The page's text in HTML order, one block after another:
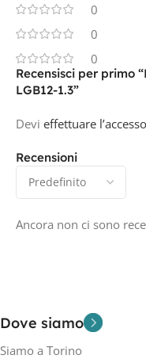
0
0
0
Recensioni
Ancora non ci sono
Recensisci per primo
LGB12-1.3”
Devi effettuare l’accesso
Dove siamo
Siamo a Torino